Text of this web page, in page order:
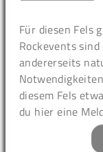
Für diesen Fels
Rockevents
andererseits
diesem Fels
du hier eine